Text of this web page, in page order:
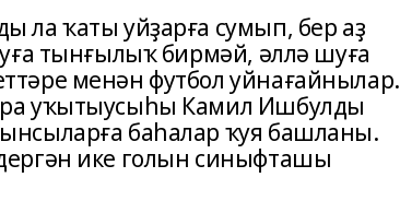
ла ҡаты уйҙарға сумып, бер аҙ
тынғылыҡ бирмәй, әллә шуға
менән футбол уйнағайнылар.
уҡытыусыһы Камил Ишбулды
баһалар ҡуя башланы.
ике голын синыфташы